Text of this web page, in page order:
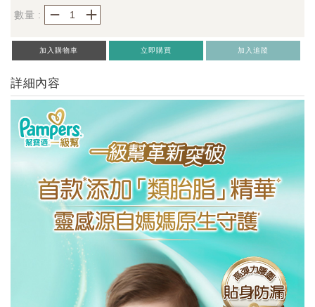
數量 : ＋
－
加入購物車 立即購買 加入追蹤
詳細內容